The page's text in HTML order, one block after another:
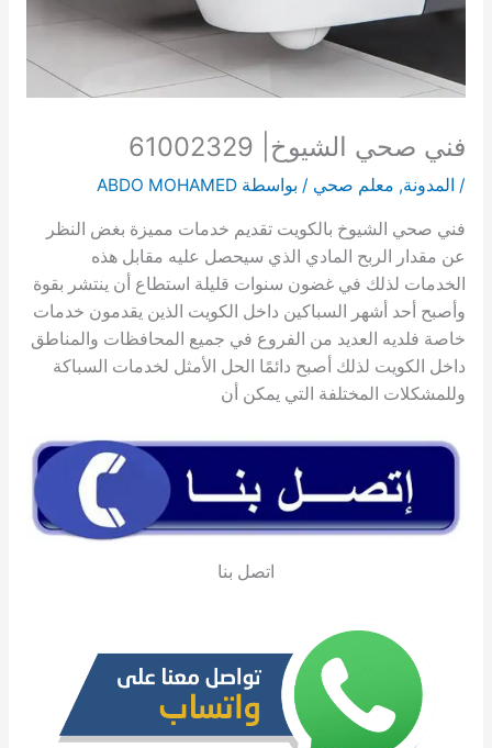
فني صحي الشيوخ| 61002329
/ المدونة, معلم صحي / بواسطة ABDO MOHAMED
فني صحي الشيوخ بالكويت تقديم خدمات مميزة بغض النظر
عن مقدار الربح المادي الذي سيحصل عليه مقابل هذه
الخدمات لذلك في غضون سنوات قليلة استطاع أن ينتشر بقوة
وأصبح أحد أشهر السباكين داخل الكويت الذين يقدمون خدمات
خاصة فلديه العديد من الفروع في جميع المحافظات والمناطق
داخل الكويت لذلك أصبح دائمًا الحل الأمثل لخدمات السباكة
وللمشكلات المختلفة التي يمكن أن
اتصل بنا